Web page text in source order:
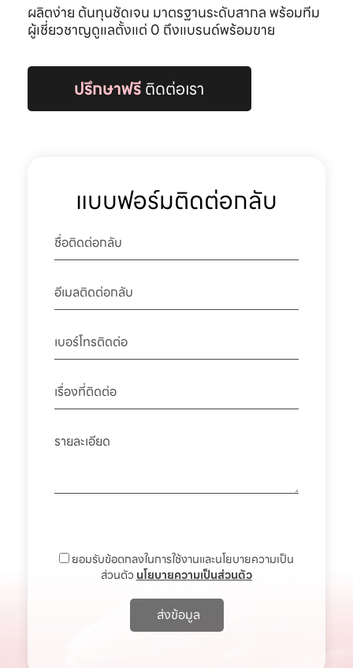
ผลิตง่าย ต้นทุนชัดเจน มาตรฐานระดับสากล พร้อมทีม
ผู้เชี่ยวชาญดูแลตั้งแต่ 0 ถึงแบรนด์พร้อมขาย
ปรึกษาฟรีติดต่อเรา
แบบฟอร์มติดต่อกลับ
ยอมรับข้อตกลงในการใช้งานและนโยบายความเป็น
ส่วนตัว นโยบายความเป็นส่วนตัว
ส่งข้อมูล